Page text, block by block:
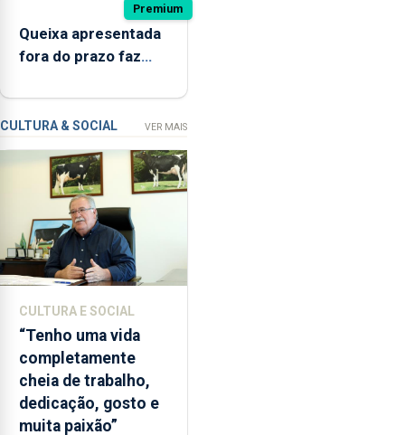
estado
interditada
microbiológica”,
pela
terceira
desde
o
início
da
época
balnear
Premium
Queixa apresentada
fora do prazo faz
violação
CULTURA & SOCIAL VER MAIS
CULTURA E SOCIAL
“Tenho uma vida
completamente
cheia de trabalho,
dedicação, gosto e
muita paixão”